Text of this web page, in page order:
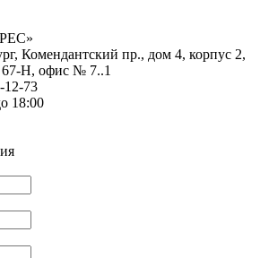
Комендантский пр., дом 4, корпус 2,
H, офис № 7..1
12-73
18:00